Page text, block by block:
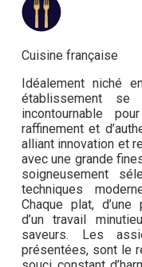
Cuisine française
Idéalement niché
établissement se
incontournable
raffinement et
alliant innovation et
avec une grande
soigneusement
techniques
Chaque plat, d’une
d’un travail
saveurs. Les
présentées, sont le